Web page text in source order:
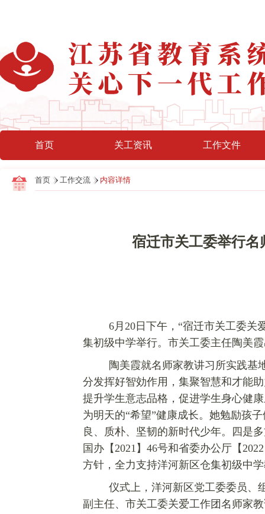
首页 关工资讯 工作文件
首页 工作交流 内容详情
宿迁市关工委举行
6月20日下午，“宿迁市关工委关
集初级中学举行。市关工委主任陶美
陶美霞就名师家教讲习所实践基
分发挥好智効作用， 集聚智慧和才能
提升学生意志品格，促进学生身心健
为明天的“希望”健康成长。她勉励孩
良、质朴、坚韧的新时代少年。四是
国办【2021】46号和省委办公厅【
方针，全力支持洋河新区仓集初级中
仪式上，洋河新区党工委委员、
副主任、市关工委关爱工作团名师家